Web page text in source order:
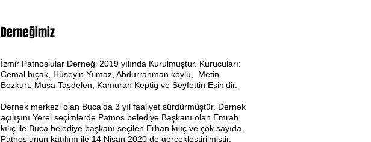
Derneğimiz
İzmir Patnoslular Derneği 2019 yılında Kurulmuştur. Kurucuları:
Cemal bıçak, Hüseyin Yılmaz, Abdurrahman köylü, Metin
Bozkurt, Musa Taşdelen, Kamuran Keptiğ ve Seyfettin Esin’dir.
Dernek merkezi olan Buca’da 3 yıl faaliyet sürdürmüştür. Dernek
açılışını Yerel seçimlerde Patnos belediye Başkanı olan Emrah
kılıç ile Buca belediye başkanı seçilen Erhan kılıç ve çok sayıda
Patnoslunun katılımı ile 14 Nisan 2020 de gerçekleştirilmiştir.